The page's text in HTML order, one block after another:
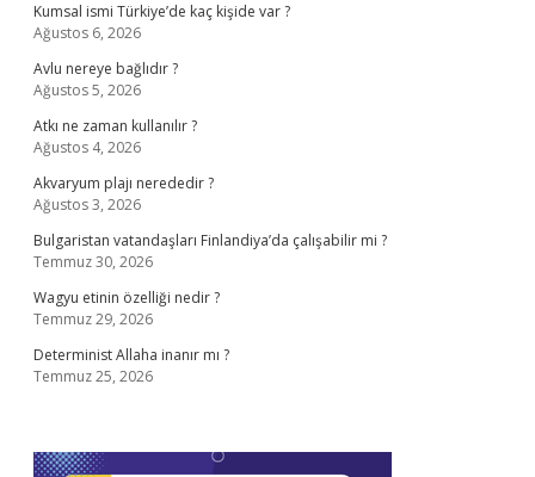
Kumsal ismi Türkiye’de kaç kişide var ?
Ağustos 6, 2026
Avlu nereye bağlıdır ?
Ağustos 5, 2026
Atkı ne zaman kullanılır ?
Ağustos 4, 2026
Akvaryum plajı nerededir ?
Ağustos 3, 2026
Bulgaristan vatandaşları Finlandiya’da çalışabilir mi ?
Temmuz 30, 2026
Wagyu etinin özelliği nedir ?
Temmuz 29, 2026
Determinist Allaha inanır mı ?
Temmuz 25, 2026